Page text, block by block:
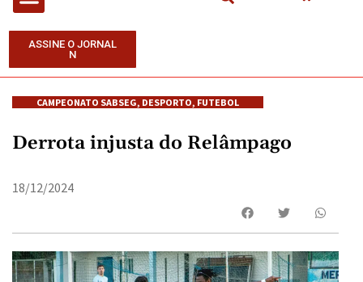
ASSINE O JORNAL
N
CAMPEONATO SABSEG, DESPORTO, FUTEBOL
Derrota injusta do Relâmpago
18/12/2024